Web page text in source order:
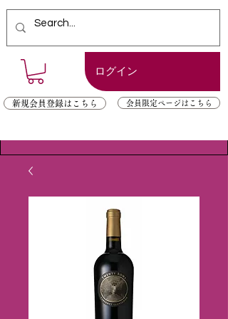
ログイン
新規会員登録はこちら 会員限定ページはこちら